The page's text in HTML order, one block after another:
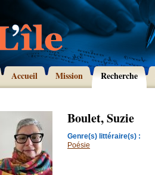
Accueil Mission Recherche
Boulet, Suzie
Genre(s) littéraire(s) :
Poésie